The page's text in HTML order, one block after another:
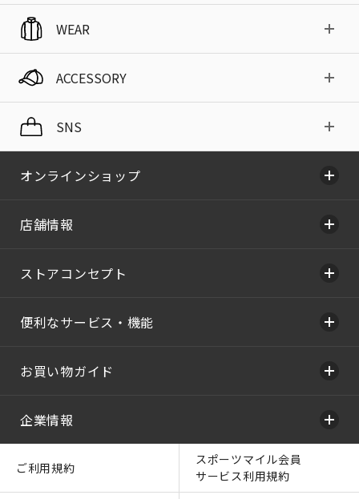
WEAR
ACCESSORY
SNS
オンラインショップ
店舗情報
ストアコンセプト
便利なサービス・機能
お買い物ガイド
企業情報
ご利用規約
スポーツマイル会員
サービス利用規約